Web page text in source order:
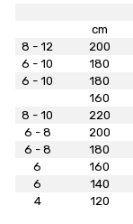
cm
8 - 12
200
6 - 10
180
6 - 10
180
160
8 - 10
220
6 - 8
200
6 - 8
180
6
160
6
140
4
120